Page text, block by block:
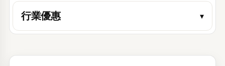
行業優惠 ▾